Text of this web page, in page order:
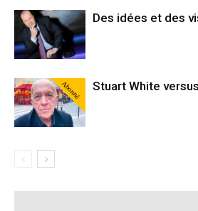
Des idées et des
Abonné Stuart White